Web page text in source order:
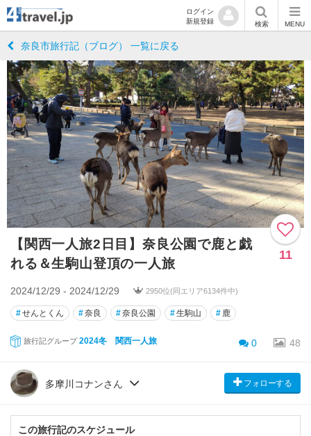
ログイン
新規登録
検索 MENU
奈良市旅行記（ブログ） 一覧に戻る
【関西一人旅2日目】奈良公園で鹿と戯
れる＆生駒山登頂の一人旅
11
2024/12/29 - 2024/12/29 2950位(同エリア6134件中)
#せんとくん #奈良 #奈良公園 #生駒山 # 鹿
旅行記グループ 2024冬 関西一人旅 0 48
多摩川コナンさん フォローする
この旅行記のスケジュール